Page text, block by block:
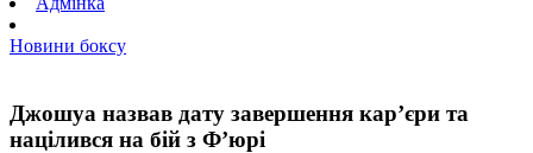
Новини боксу
Джошуа назвав дату завершення кар’єри та
націлився на бій з Ф’юрі